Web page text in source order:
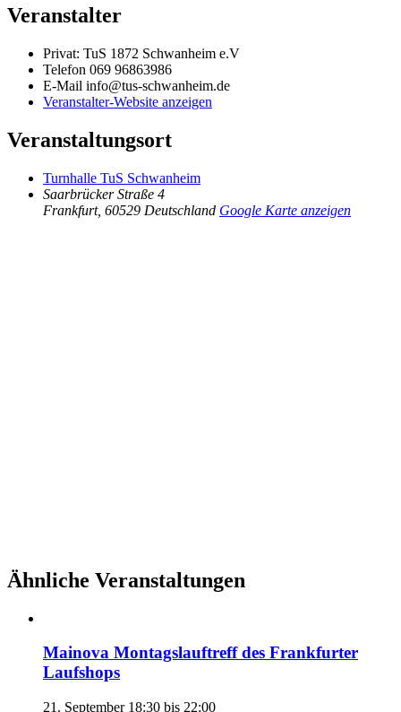
Veranstalter
Privat: TuS 1872 Schwanheim e.V
Telefon 069 96863986
E-Mail info@tus-schwanheim.de
Veranstalter-Website anzeigen
Veranstaltungsort
Turnhalle TuS Schwanheim
Saarbrücker Straße 4
Frankfurt, 60529 Deutschland Google Karte anzeigen
Ähnliche Veranstaltungen
Mainova Montagslauftreff des Frankfurter
Laufshops
21. September 18:30 bis 22:00